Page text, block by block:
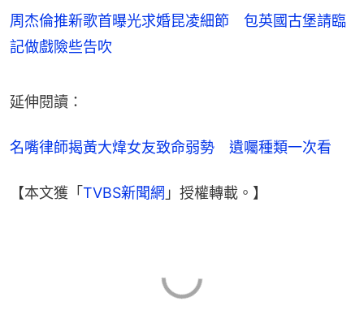
周杰倫推新歌首曝光求婚昆凌細節 包英國古堡請臨
記做戲險些告吹
延伸閱讀：
名嘴律師揭黃大煒女友致命弱勢　遺囑種類一次看
【本文獲「 TVBS新聞網 」授權轉載。】